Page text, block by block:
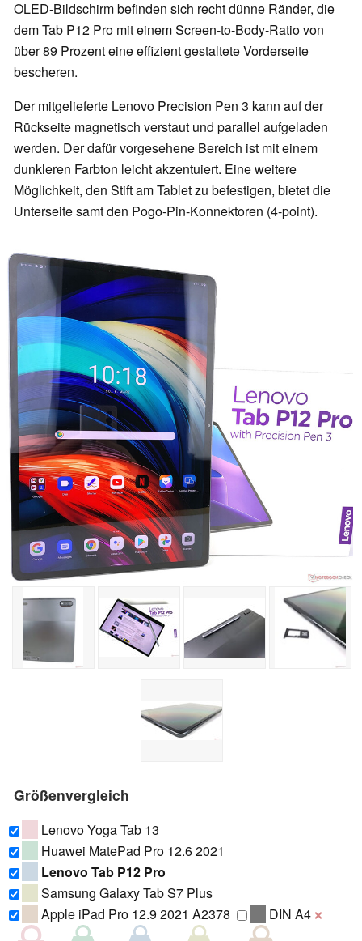
OLED-Bildschirm befinden sich recht dünne Ränder, die
dem Tab P12 Pro mit einem Screen-to-Body-Ratio von
über 89 Prozent eine effizient gestaltete Vorderseite
bescheren.
Der mitgelieferte Lenovo Precision Pen 3 kann auf der
Rückseite magnetisch verstaut und parallel aufgeladen
werden. Der dafür vorgesehene Bereich ist mit einem
dunkleren Farbton leicht akzentuiert. Eine weitere
Möglichkeit, den Stift am Tablet zu befestigen, bietet die
Unterseite samt den Pogo-Pin-Konnektoren (4-point).
Größenvergleich
Lenovo Yoga Tab 13
Huawei MatePad Pro 12.6 2021
Lenovo Tab P12 Pro
Samsung Galaxy Tab S7 Plus
Apple iPad Pro 12.9 2021 A2378
DIN A4 ❌